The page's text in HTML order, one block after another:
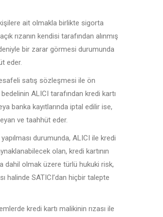
ait olmakla birlikte sigorta
rızanın kendisi tarafından alınmış
bir zarar görmesi durumunda
eder.
satış sözleşmesi ile ön
ALICI tarafından kredi kartı
banka kayıtlarında iptal edilir ise,
ve taahhüt eder.
durumunda, ALICI ile kredi
olan, kredi kartının
dahil olmak üzere türlü hukuki risk,
halinde SATICI’dan hiçbir talepte
kredi kartı malikinin rızası ile